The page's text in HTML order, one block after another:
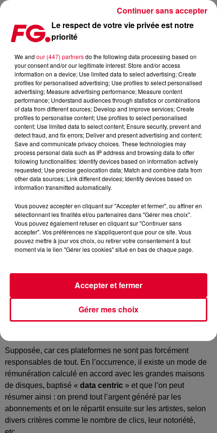
STREAMING : LA BATAILLE POUR LA RÉMUNÉRATION DES
Publié : 28 janvier 2021 à 10h56 par Christophe HUBERT
Crédit : @Karolina_Grabowska / Pexels
Nous vous en parlions, il y a quelques semaines, les
plateformes de streaming typeSpotifyet
régulièrement pointées du doigt pour une – supposée -
Supposée, car ces plateformes ne sont pas forcément
responsables de tout. En l’occurrence, il existe un mode de
rémunération calculé en accord avec les grandes maisons
de disques, baptisé « data centric » et que l’on peut
résumer ainsi : on prend tout l’argent généré par les
abonnements et on le répartit ensuite sur les artistes, selon
divers critères comme le nombre de clics, leur notoriété,
Le respect de votre vie privée est notre
priorité
We and our (447) partnersdo the following data processing based on
your consent and/or our legitimate interest: Store and/or access
information on a device; Use limited data to select advertising; Create
profiles for personalised advertising; Use profiles to select personalised
advertising; Measure advertising performance; Measure content
performance; Understand audiences through statistics or combinations
of data from different sources; Develop and improve services; Create
profiles to personalise content; Use profiles to select personalised
content; Use limited data to select content; Ensure security, prevent and
detect fraud, and fix errors; Deliver and present advertising and content;
Save and communicate privacy choices. These technologies may
process personal data such as IP address and browsing data to offer
following functionalities: Identify devices based on information actively
requested; Use precise geolocation data; Match and combine data from
other data sources; Link different devices; Identify devices based on
information transmitted automatically.
Vous pouvez accepter en cliquant sur "Accepter et fermer", ou affiner en
sélectionnant les finalités et/ou partenaires dans "Gérer mes choix".
Vous pouvez également refuser en cliquant sur "Continuer sans
accepter". Vos préférences ne s'appliqueront que pour ce site. Vous
pouvez mettre à jour vos choix, ou retirer votre consentement à tout
moment via le lien "Gérer les cookies" situé en bas de chaque page.
Gérer mes choix
Accepter et fermer
Continuer sans accepter